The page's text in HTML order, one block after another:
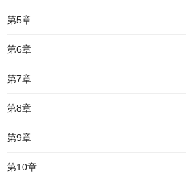
第5章
第6章
第7章
第8章
第9章
第10章